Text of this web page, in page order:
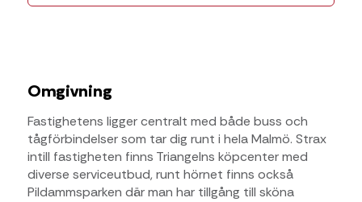
Omgivning
Fastighetens ligger centralt med både buss och
tågförbindelser som tar dig runt i hela Malmö. Strax
intill fastigheten finns Triangelns köpcenter med
diverse serviceutbud, runt hörnet finns också
Pildammsparken där man har tillgång till sköna